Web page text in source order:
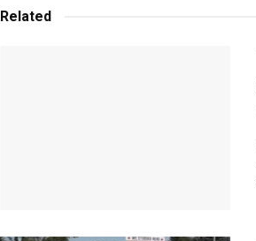
Related